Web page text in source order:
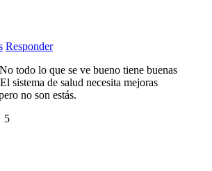
Responder
todo lo que se ve bueno tiene buenas
sistema de salud necesita mejoras
no son estás.
5